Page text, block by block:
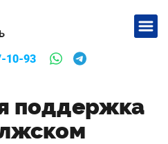
10-93
поддержка